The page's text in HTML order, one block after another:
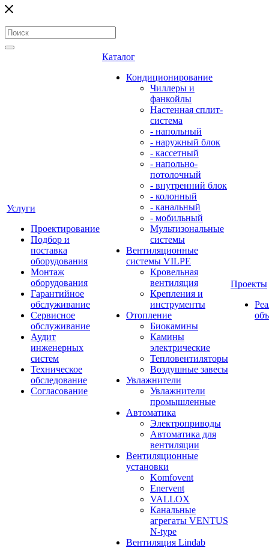
Услуги
Проектирование
Подбор и
поставка
оборудования
Монтаж
оборудования
Гарантийное
обслуживание
Сервисное
обслуживание
Аудит
инженерных
систем
Техническое
обследование
Согласование
Каталог
Кондиционирование
Чиллеры и
фанкойлы
Настенная сплит-
система
- напольный
- наружный блок
- кассетный
- напольно-
потолочный
- внутренний блок
- колонный
- канальный
- мобильный
Мультизональные
системы
Вентиляционные
системы VILPE
Кровельная
вентиляция
Крепления и
инструменты
Отопление
Биокамины
Камины
электрические
Тепловентиляторы
Воздушные завесы
Увлажнители
Увлажнители
промышленные
Автоматика
Электроприводы
Автоматика для
вентиляции
Вентиляционные
установки
Komfovent
Enervent
VALLOX
Канальные
агрегаты VENTUS
N-type
Вентиляция Lindab
Проекты